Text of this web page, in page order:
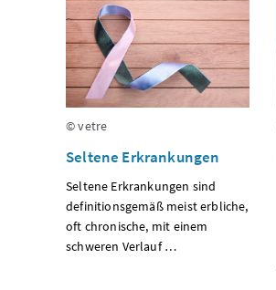
© vetre
Seltene Erkrankungen
Seltene Erkrankungen sind
definitionsgemäß meist erbliche,
oft chronische, mit einem
schweren Verlauf …